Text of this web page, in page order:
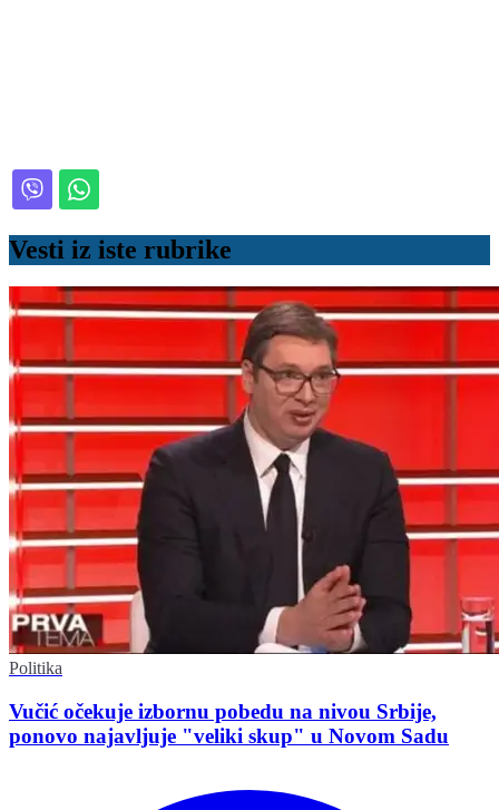
Vesti iz iste rubrike
Politika
Vučić očekuje izbornu pobedu na nivou Srbije,
ponovo najavljuje "veliki skup" u Novom Sadu